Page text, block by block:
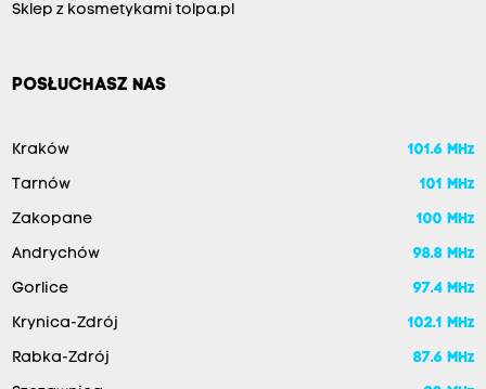
Sklep z kosmetykami tolpa.pl
POSŁUCHASZ NAS
Kraków 101.6 MHz
Tarnów 101 MHz
Zakopane 100 MHz
Andrychów 98.8 MHz
Gorlice 97.4 MHz
Krynica-Zdrój 102.1 MHz
Rabka-Zdrój 87.6 MHz